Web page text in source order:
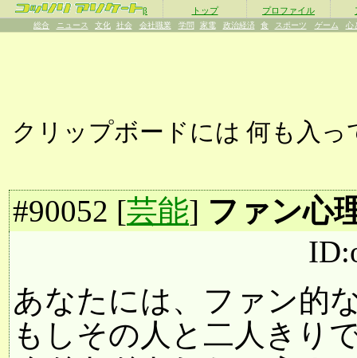
β トップ プロファイル
総合 ニュース 文化 社会 会社職業 学問 家電 政治経済 食 スポーツ ゲーム 心
クリップボードには 何も入っ
#90052 [芸能] ファン心
あなたには、ファン的
もしその人と二人きり